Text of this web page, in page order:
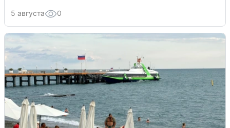
5 августа 0